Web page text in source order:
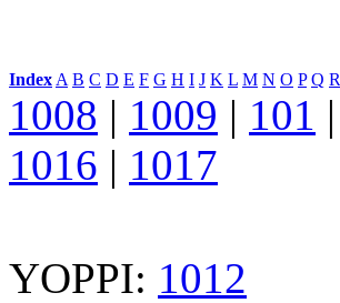
Index: A B C D E F G H I J K L M N O P Q R
1008 | 1009 | 101 |
1016 | 1017
YOPPI: 1012